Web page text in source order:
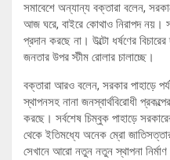
সমাবেশে অন্যান্য বক্তারা বলেন,
আজ ঘরে, বাইরে কোথাও নিরাপদ নয়।
প্রদান করছে না। উল্টো ধর্ষণের
জনতার উপর স্টীম রোলার চালাচ্ছে।
বক্তারা আরও বলেন, সরকার পাহাড়ে
স্থাপনসহ নানা জনস্বার্থবিরোধী
করছে। সর্বশেষ চিম্বুক পাহাড়ে
থেকে ইতিমধ্যে অনেক ম্রো
সেখানে আরো নতুন নতুন স্থাপনা